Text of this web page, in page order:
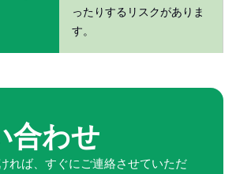
ったりするリスクがありま
す。
合わせ
れば、すぐにご連絡させていただ